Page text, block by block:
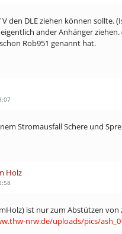
den DLE ziehen können
ander Anhänger ziehen.
Rob951 genannt hat.
Stromausfall Schere und
Holz
ist nur zum Abstützen
nrw.de/uploads/pics/